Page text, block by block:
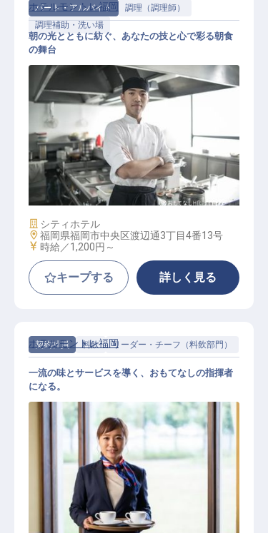
パート・アルバイト
調理（調理師）
調理補助・洗い場
調理補助スタッフ
ホテルモントレ福岡
朝の光とともに紡ぐ、あなたの技と心で彩る朝食
の舞台
施設業態
シティホテル
勤務地
福岡県福岡市中央区渡辺通3丁目4番13号
給与
時給／1,200円～
キープする 詳しく見る
契約社員 料飲 リーダー・チーフ（料飲部門）
レストランサービス（リーダー職）
ホテルモントレ福岡
一流の味とサービスを導く、おもてなしの指揮者
になる。